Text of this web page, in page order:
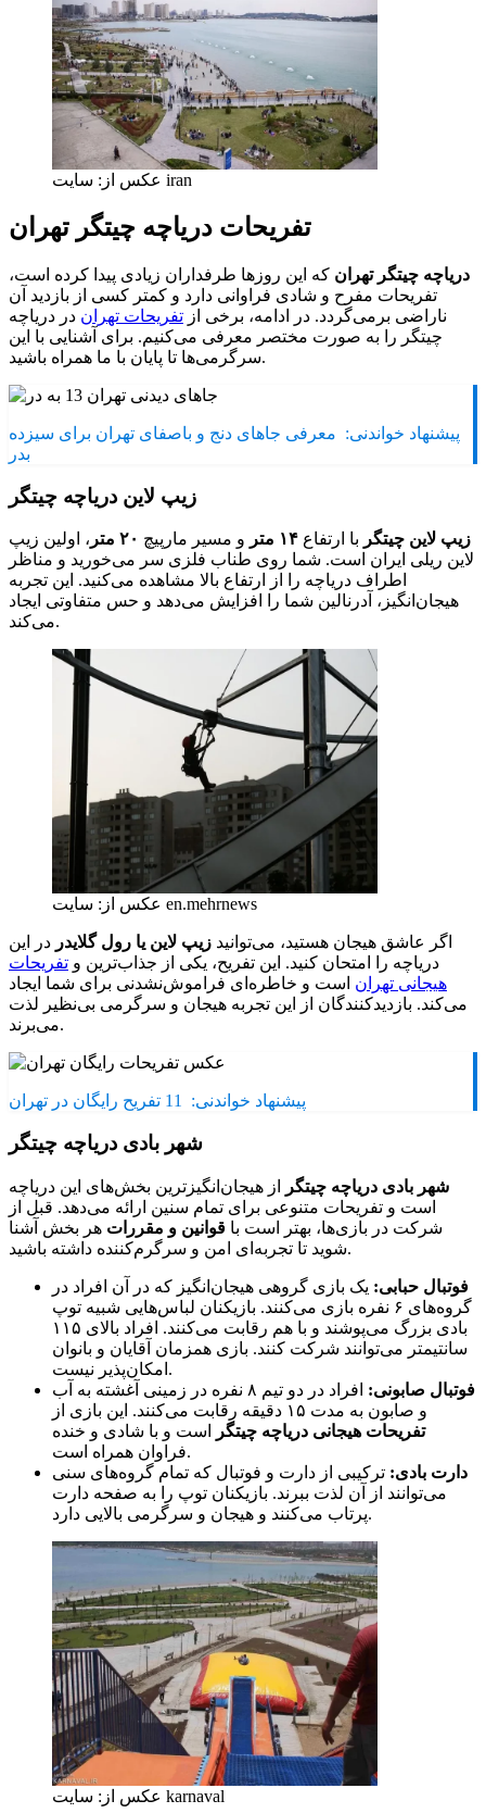
عکس از: سایت iran
تفریحات دریاچه چیتگر تهران
دریاچه چیتگر تهران که این روزها طرفداران زیادی پیدا کرده است،
تفریحات مفرح و شادی فراوانی دارد و کمتر کسی از بازدید آن
ناراضی برمی‌گردد. در ادامه، برخی از تفریحات تهران در دریاچه
چیتگر را به صورت مختصر معرفی می‌کنیم. برای آشنایی با این
سرگرمی‌ها تا پایان با ما همراه باشید.
پیشنهاد خواندنی: معرفی جاهای دنج و باصفای تهران برای سیزده
بدر
زیپ لاین دریاچه چیتگر
زیپ لاین چیتگر با ارتفاع ۱۴ متر و مسیر مارپیچ ۲۰ متر
، اولین زیپ
لاین ریلی ایران است. شما روی طناب فلزی سر می‌خورید و مناظر
اطراف دریاچه را از ارتفاع بالا مشاهده می‌کنید. این تجربه
هیجان‌انگیز، آدرنالین شما را افزایش می‌دهد و حس متفاوتی ایجاد
می‌کند.
عکس از: سایت en.mehrnews
اگر عاشق هیجان هستید، می‌توانید زیپ لاین یا رول گلایدر در این
دریاچه را امتحان کنید. این تفریح، یکی از جذاب‌ترین و تفریحات
هیجانی تهران است و خاطره‌ای فراموش‌نشدنی برای شما ایجاد
می‌کند. بازدیدکنندگان از این تجربه هیجان و سرگرمی بی‌نظیر لذت
می‌برند.
پیشنهاد خواندنی: 11 تفریح رایگان در تهران
شهر بادی دریاچه چیتگر
شهر بادی دریاچه چیتگر
از هیجان‌انگیزترین بخش‌های این دریاچه
است و تفریحات متنوعی برای تمام سنین ارائه می‌دهد. قبل از
شرکت در بازی‌ها، بهتر است با قوانین و مقررات هر بخش آشنا
شوید تا تجربه‌ای امن و سرگرم‌کننده داشته باشید.
فوتبال حبابی: یک بازی گروهی هیجان‌انگیز که در آن افراد در
گروه‌های ۶ نفره بازی می‌کنند. بازیکنان لباس‌هایی شبیه توپ
بادی بزرگ می‌پوشند و با هم رقابت می‌کنند. افراد بالای ۱۱۵
سانتیمتر می‌توانند شرکت کنند. بازی همزمان آقایان و بانوان
امکان‌پذیر نیست.
فوتبال صابونی:
افراد در دو تیم ۸ نفره در زمینی آغشته به آب
و صابون به مدت ۱۵ دقیقه رقابت می‌کنند. این بازی از
تفریحات هیجانی دریاچه چیتگر
است و با شادی و خنده
فراوان همراه است.
دارت بادی: ترکیبی از دارت و فوتبال که تمام گروه‌های سنی
می‌توانند از آن لذت ببرند. بازیکنان توپ را به صفحه دارت
پرتاب می‌کنند و هیجان و سرگرمی بالایی دارد.
عکس از: سایت karnaval